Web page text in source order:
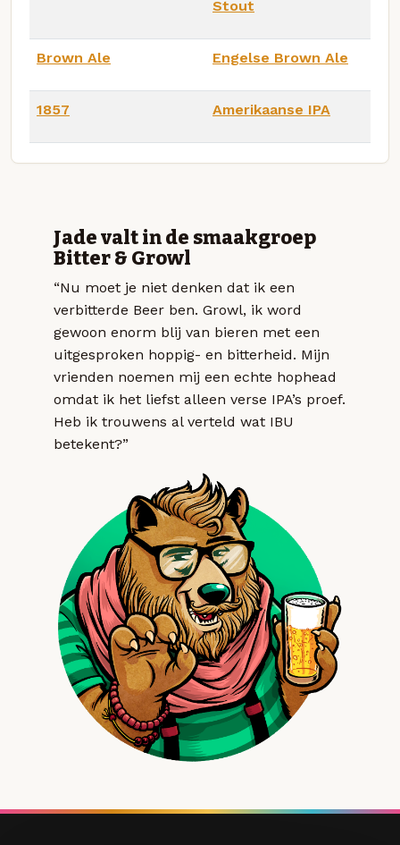
Stout
Brown Ale Engelse Brown Ale
1857 Amerikaanse IPA
Jade valt in de smaakgroep
Bitter & Growl
“Nu moet je niet denken dat ik een
verbitterde Beer ben. Growl, ik word
gewoon enorm blij van bieren met een
uitgesproken hoppig- en bitterheid. Mijn
vrienden noemen mij een echte hophead
omdat ik het liefst alleen verse IPA’s proef.
Heb ik trouwens al verteld wat IBU
betekent?”